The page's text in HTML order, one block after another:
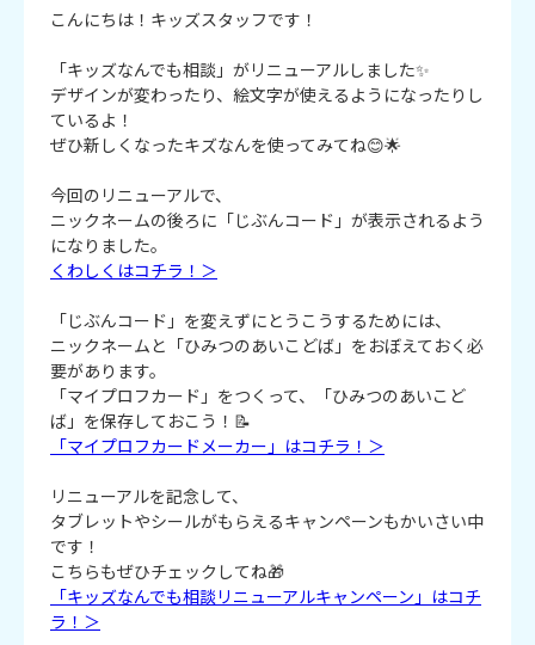
こんにちは！キッズスタッフです！
「キッズなんでも相談」がリニューアルしました✨
デザインが変わったり、絵文字が使えるようになったりし
ているよ！
ぜひ新しくなったキズなんを使ってみてね😊🌟
今回のリニューアルで、
ニックネームの後ろに「じぶんコード」が表示されるよう
になりました。
くわしくはコチラ！＞
「じぶんコード」を変えずにとうこうするためには、
ニックネームと「ひみつのあいこどば」をおぼえておく必
要があります。
「マイプロフカード」をつくって、「ひみつのあいこど
ば」を保存しておこう！📝
「マイプロフカードメーカー」はコチラ！＞
リニューアルを記念して、
タブレットやシールがもらえるキャンペーンもかいさい中
です！
こちらもぜひチェックしてね🎁
「キッズなんでも相談リニューアルキャンペーン」はコチ
ラ！＞